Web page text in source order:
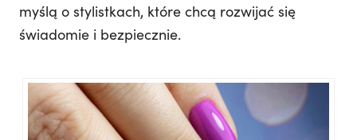
myślą o stylistkach, które chcą rozwijać się
świadomie i bezpiecznie.